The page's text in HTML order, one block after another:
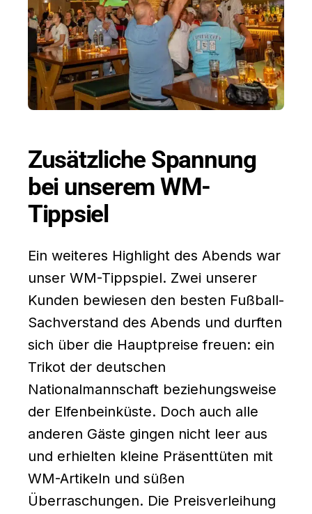
Zusätzliche Spannung
bei unserem WM-
Tippsiel
Ein weiteres Highlight des Abends war
unser WM-Tippspiel. Zwei unserer
Kunden bewiesen den besten Fußball-
Sachverstand des Abends und durften
sich über die Hauptpreise freuen: ein
Trikot der deutschen
Nationalmannschaft beziehungsweise
der Elfenbeinküste. Doch auch alle
anderen Gäste gingen nicht leer aus
und erhielten kleine Präsenttüten mit
WM-Artikeln und süßen
Überraschungen. Die Preisverleihung